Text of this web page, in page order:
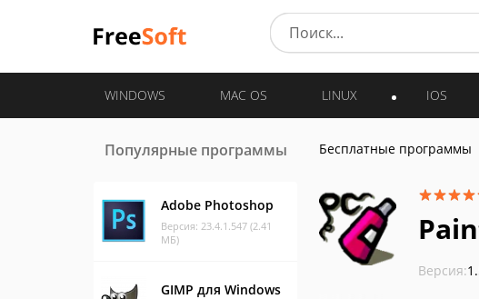
WINDOWS MAC OS LINUX IOS
Популярные программы
Adobe Photoshop
Версия: 23.4.1.547 (2.41
МБ)
GIMP для Windows
Бесплатные программы
Версия: